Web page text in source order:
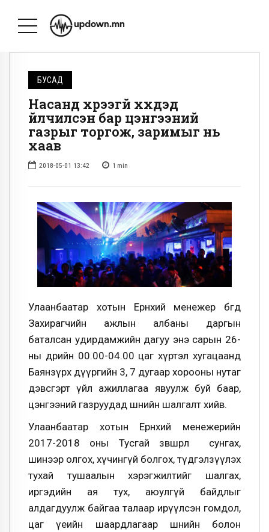
БУСАД
Насанд хүрээгүй хүүхдэд
үйлчилсэн бар цэнгээний
газрыг торгож, заримыг нь
хаав
2018-05-01 13:42 1 min
Улаанбаатар хотын Ерөнхий менежер бөгөөд
Захирагчийн ажлын албаны даргын
баталсан удирдамжийн дагуу энэ сарын 26-
ны өдрийн 00.00-04.00 цаг хүртэл хугацаанд
Баянзүрх дүүргийн 3, 7 дугаар хорооны нутаг
дэвсгэрт үйл ажиллагаа явуулж буй баар,
цэнгээний газруудад шөнийн шалгалт хийв.
Улаанбаатар хотын Ерөнхий менежерийн
2017-2018 оны Тусгай зөвшөөрөл сунгах,
шинээр олгох, хүчингүй болгох, түдгэлзүүлэх
тухай тушаалын хэрэгжилтийг шалгах,
иргэдийн ая тух, аюулгүй байдлыг
алдагдуулж байгаа талаар ирүүлсэн гомдол,
цаг үеийн шаардлагаар шөнийн болон